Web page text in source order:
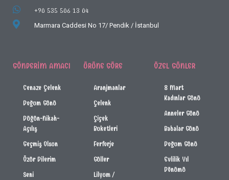
+90 535 506 13 04
Marmara Caddesi No 17/ Pendik / İstanbul
GÖNDERIM AMACI
Cenaze Çelenk
Doğum Günü
Düğün-Nikah-
Açılış
Geçmiş Olsun
Özür Dilerim
Seni
ÜRÜNE GÖRE
Aranjmanlar
Çelenk
Çiçek
Buketleri
Ferforje
Güller
Lilyum /
ÖZEL GÜNLER
8 Mart
Kadınlar Günü
Anneler Günü
Babalar Günü
Doğum Günü
Evlilik Yıl
Dönümü